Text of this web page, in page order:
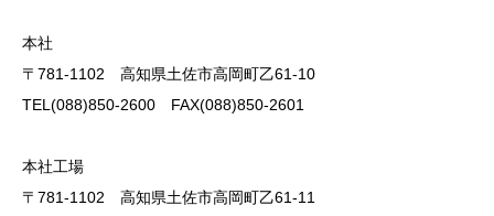
本社
〒781-1102 高知県土佐市高岡町乙61-10
TEL(088)850-2600 FAX(088)850-2601
本社工場
〒781-1102 高知県土佐市高岡町乙61-11